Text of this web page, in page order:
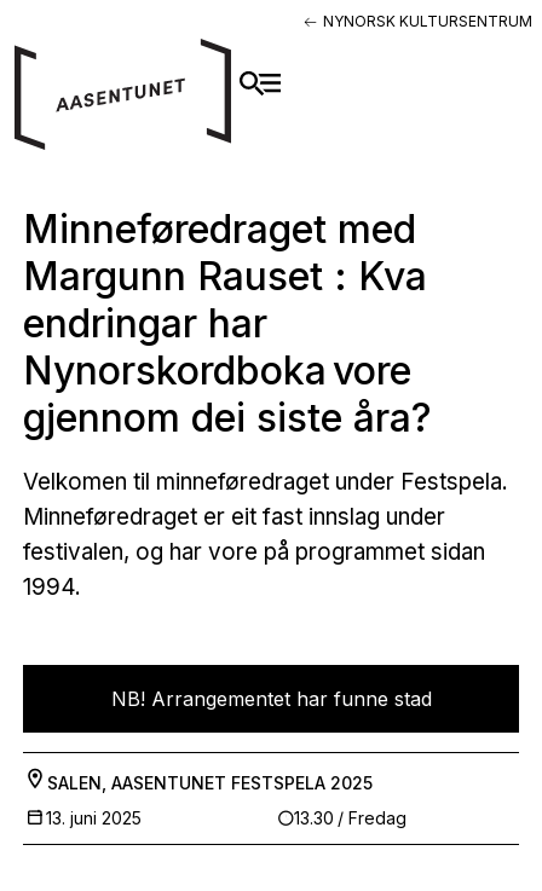
NYNORSK KULTURSENTRUM
Minneføredraget med
Margunn Rauset : Kva
endringar har
Nynorskordboka vore
gjennom dei siste åra?
Velkomen til minneføredraget under Festspela.
Minneføredraget er eit fast innslag under
festivalen, og har vore på programmet sidan
1994.
NB! Arrangementet har funne stad
SALEN, AASENTUNET FESTSPELA 2025
13. juni 2025
13.30 / Fredag